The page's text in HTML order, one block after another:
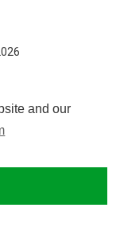
and our
POLICY (EU)